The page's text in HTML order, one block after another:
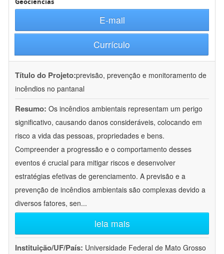
E-mail
Currículo
Título do Projeto:previsão, prevenção e monitoramento de
incêndios no pantanal
Resumo: Os incêndios ambientais representam um perigo
significativo, causando danos consideráveis, colocando em
risco a vida das pessoas, propriedades e bens.
Compreender a progressão e o comportamento desses
eventos é crucial para mitigar riscos e desenvolver
estratégias efetivas de gerenciamento. A previsão e a
prevenção de incêndios ambientais são complexas devido a
diversos fatores, sen...
leia mais
Instituição/UF/País: Universidade Federal de Mato Grosso